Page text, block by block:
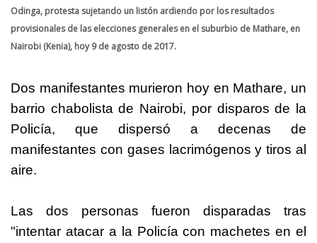
Odinga, protesta sujetando un listón ardiendo por los resultados
provisionales de las elecciones generales en el suburbio de Mathare, en
Nairobi (Kenia), hoy 9 de agosto de 2017.
Dos manifestantes murieron hoy en Mathare, un
barrio chabolista de Nairobi, por disparos de la
Policía, que dispersó a decenas de
manifestantes con gases lacrimógenos y tiros al
aire.
Las dos personas fueron disparadas tras
"intentar atacar a la Policía con machetes en el